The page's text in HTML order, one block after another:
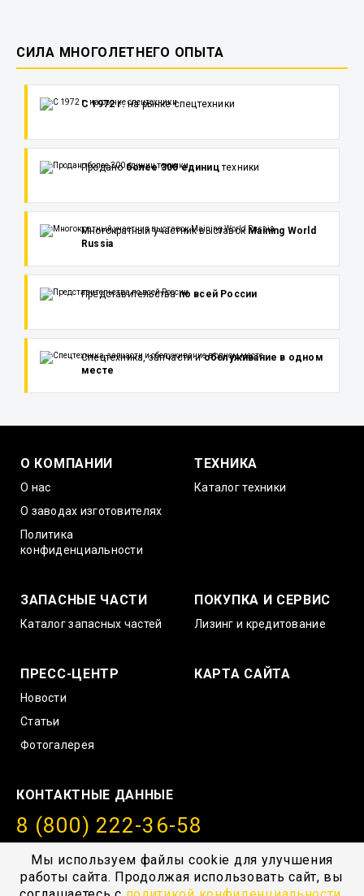
Мы используем файлы cookie для улучшения
работы сайта. Продолжая использовать сайт, вы
СИЛА МНОГОЛЕТНЕГО ОПЫТА
С 1972 г.на рынке спецтехники
Проданоболее 300 едиництехники
Многократный участник выставок Maining World
Russia
Представительствапо всей России
Спецтехника, запчасти иобслуживание в одном
месте
О КОМПАНИИ
О нас
О заводах изготовителях
Политика
конфиденциальности
ТЕХНИКА
Каталог техники
ЗАПАСНЫЕ ЧАСТИ
Каталог запасных частей
ПОКУПКА И СЕРВИС
Лизинг и кредитование
ПРЕСС-ЦЕНТР
Новости
Статьи
Фотогалерея
КАРТА САЙТА
КОНТАКТНЫЕ ДАННЫЕ
8 (800) 222-36-58
info@amurstroy.su
© 2004—2026, ГК “АмурСтройТехника”, г. Хабаровск,